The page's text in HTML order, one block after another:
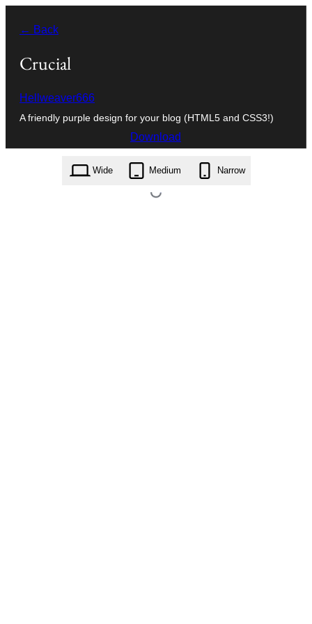
содержимому
← Back
Crucial
Hellweaver666
A friendly purple design for your blog (HTML5 and CSS3!)
Download
crucial.1.0.4.zip
Wide Medium Narrow